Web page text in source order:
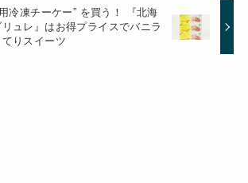
冷凍チーケー” を買う！ 『北海
ュレ』はお得プライスでバニラ
りスイーツ